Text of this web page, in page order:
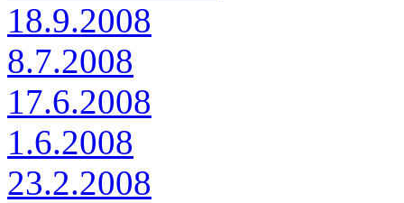
18.9.2008
8.7.2008
17.6.2008
1.6.2008
23.2.2008